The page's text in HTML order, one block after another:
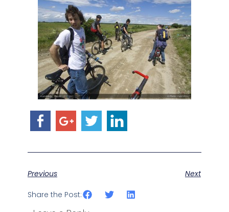
Previous Next
Share the Post: